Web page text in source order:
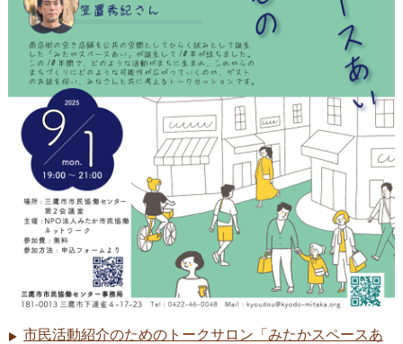
市民活動紹介のためのトークサロン「みたかスペースあ